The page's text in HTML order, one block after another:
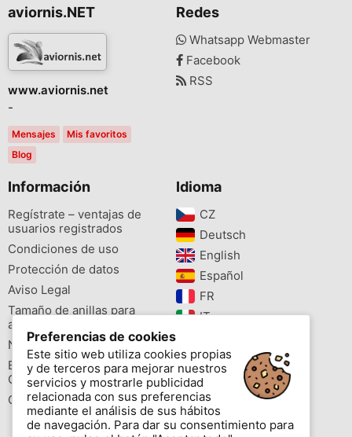
aviornis.NET
www.aviornis.net
-
Mensajes
Mis favoritos
Blog
Redes
Whatsapp Webmaster
Facebook
RSS
Información
Regístrate – ventajas de
usuarios registrados
Condiciones de uso
Protección de datos
Aviso Legal
Tamaño de anillas para
aves
Newsletter
Buscador de especies
Cites
Colores de las anillas
Idioma
CZ‎
Deutsch‎
English‎
Español‎
FR‎
IT‎
PL‎
PT‎
Preferencias de cookies
Este sitio web utiliza cookies propias
y de terceros para mejorar nuestros
servicios y mostrarle publicidad
relacionada con sus preferencias
mediante el análisis de sus hábitos
de navegación. Para dar su consentimiento para